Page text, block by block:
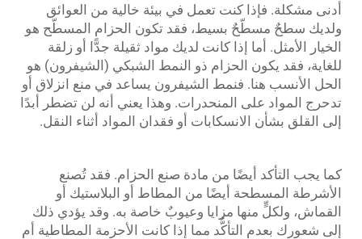
أدنى مشكلة. فإذا كنت تعمل في بيئة خالية من العوائق
ولديك سطحٌ مسطّحٌ بسيط، فقد تكون الحزام المسطّح هو
الخيار الأمثل. أما إذا كانت لديك مواد ثقيلة جدًّا أو زلقة
للغاية، فقد يكون الحزام ذو النمط الشبكي (الشيفرون) هو
الحل الأنسب هنا. فنمط الشيفرون يساعد في منع انزلاق أو
تدحرج المواد على المنحدرات. وهذا يعني أنه لن تضطر أبدًا
إلى القلق بشأن الانسكابات أو فقدان المواد أثناء النقل.
كما يجب التأكد أيضًا من مادة صنع الحزام. فقد تُصنع
الأشرطة المسطحة أيضًا من المطاط أو البلاستيك أو
القماش، ولكلٍّ منها مزايا وعيوبٌ خاصة به. وقد يؤدي ذلك
إلى شعورك بعدم التأكُّد مما إذا كانت الأحزمة المطاطية أم